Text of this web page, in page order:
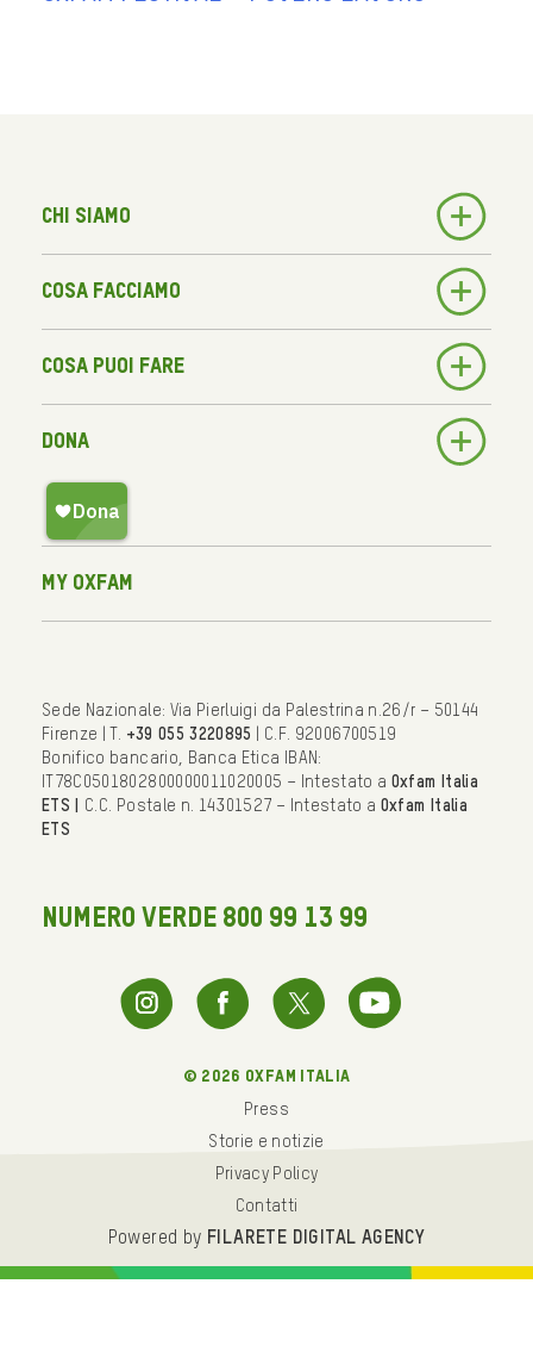
Chi siamo
Cosa facciamo
Cosa puoi fare
Dona
My Oxfam
Sede Nazionale: Via Pierluigi da Palestrina n.26/r – 50144
Firenze | T. +39 055 3220895
| C.F. 92006700519
Bonifico bancario, Banca Etica IBAN:
IT78C0501802800000011020005 – Intestato a Oxfam Italia
ETS | C.C. Postale n. 14301527 – Intestato a Oxfam Italia
ETS
NUMERO VERDE 800 99 13 99
© 2026 oxfam italia
Press
Storie e notizie
Privacy Policy
Contatti
Powered by FILARETE DIGITAL AGENCY